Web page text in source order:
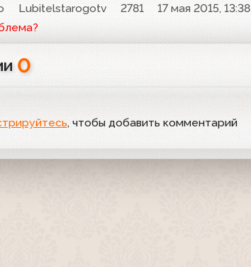
Lubitelstarogotv 2781
17 мая 2015, 13:38
0
, чтобы добавить комментарий